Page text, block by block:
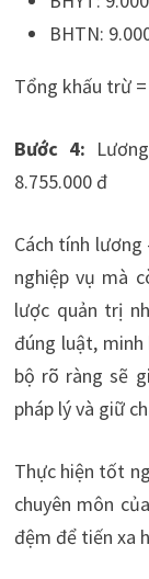
BHTN:
Tổng khấu trừ
Bước 4:
8.755.000 đ
Cách tính
nghiệp vụ mà
lược quản trị
đúng luật,
bộ rõ ràng sẽ
pháp lý và giữ
Thực hiện tốt
chuyên môn
đệm để tiến xa